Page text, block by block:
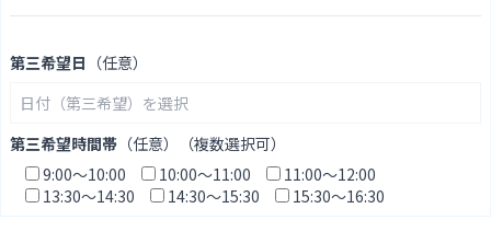
第三希望日 （任意）
第三希望時間帯 （任意）（複数選択可）
9:00〜10:00
10:00～11:00
11:00～12:00
13:30～14:30
14:30～15:30 15:30～16:30